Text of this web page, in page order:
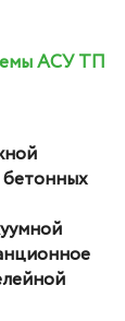
АСУ ТП
бетонных